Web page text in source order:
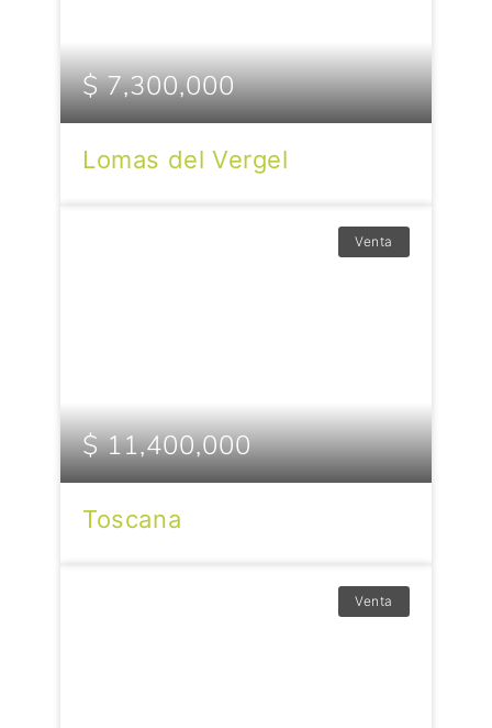
$ 7,300,000
Lomas del Vergel
Venta
$ 11,400,000
Toscana
Venta